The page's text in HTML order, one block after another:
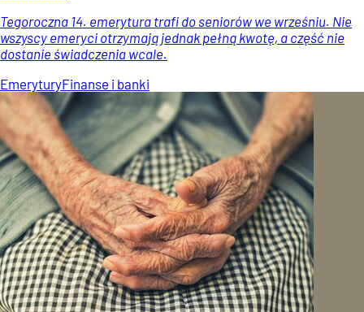
Tegoroczna 14. emerytura trafi do seniorów we wrześniu. Nie
wszyscy emeryci otrzymają jednak pełną kwotę, a część nie
dostanie świadczenia wcale.
EmeryturyFinanse i banki